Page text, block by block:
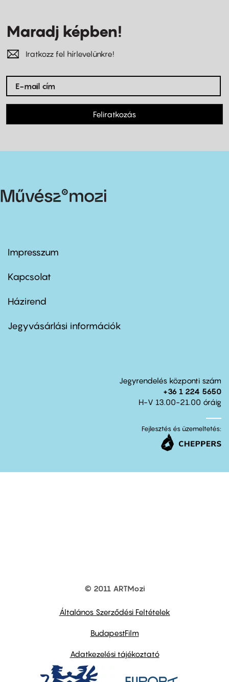
Maradj képben!
Iratkozz fel hírlevelünkre!
Feliratkozás
Footer
first
Impresszum
Kapcsolat
Footer
second
Házirend
Jegyvásárlási információk
Jegyrendelés központi szám
+36 1 224 5650
H-V 13.00-21.00 óráig
Fejlesztés és üzemeltetés:
© 2011 ARTMozi
Általános Szerződési Feltételek
BudapestFilm
Adatkezelési tájékoztató